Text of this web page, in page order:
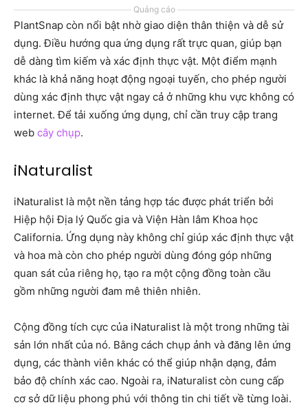
Quảng cáo
PlantSnap còn nổi bật nhờ giao diện thân thiện và dễ sử
dụng. Điều hướng qua ứng dụng rất trực quan, giúp bạn
dễ dàng tìm kiếm và xác định thực vật. Một điểm mạnh
khác là khả năng hoạt động ngoại tuyến, cho phép người
dùng xác định thực vật ngay cả ở những khu vực không có
internet. Để tải xuống ứng dụng, chỉ cần truy cập trang
web cây chụp.
iNaturalist
iNaturalist là một nền tảng hợp tác được phát triển bởi
Hiệp hội Địa lý Quốc gia và Viện Hàn lâm Khoa học
California. Ứng dụng này không chỉ giúp xác định thực vật
và hoa mà còn cho phép người dùng đóng góp những
quan sát của riêng họ, tạo ra một cộng đồng toàn cầu
gồm những người đam mê thiên nhiên.
Cộng đồng tích cực của iNaturalist là một trong những tài
sản lớn nhất của nó. Bằng cách chụp ảnh và đăng lên ứng
dụng, các thành viên khác có thể giúp nhận dạng, đảm
bảo độ chính xác cao. Ngoài ra, iNaturalist còn cung cấp
cơ sở dữ liệu phong phú với thông tin chi tiết về từng loài.